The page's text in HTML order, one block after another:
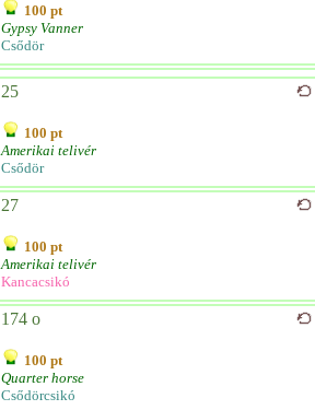
100 pt
Gypsy Vanner
Csődör
25
100 pt
Amerikai telivér
Csődör
27
100 pt
Amerikai telivér
Kancacsikó
174 o
100 pt
Quarter horse
Csődörcsikó